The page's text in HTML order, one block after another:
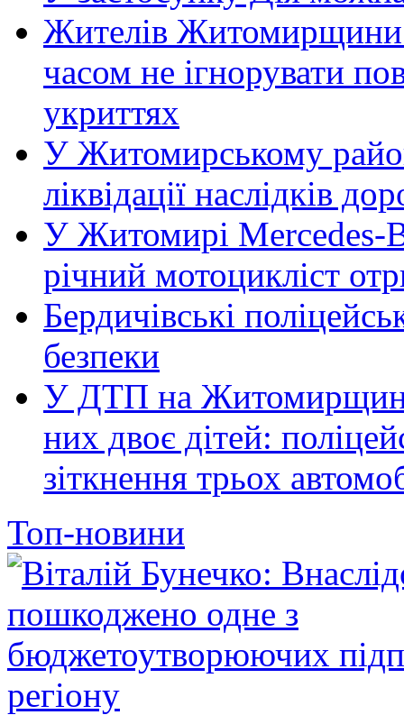
Жителів Житомирщини
часом не ігнорувати
укриттях
У Житомирському
ліквідації наслідків
У Житомирі Mercedes-
річний мотоцикліст
Бердичівські
безпеки
У ДТП на Житомирщині
них двоє дітей:
зіткнення трьох
Топ-новини